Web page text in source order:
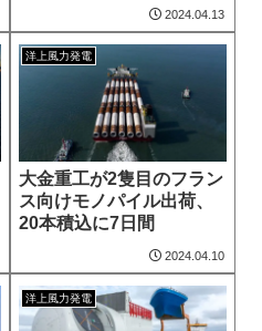
2024.04.13
洋上風力発電
大金重工が2隻目のフラン
ス向けモノパイル出荷、
20本積込に7日間
2024.04.10
洋上風力発電